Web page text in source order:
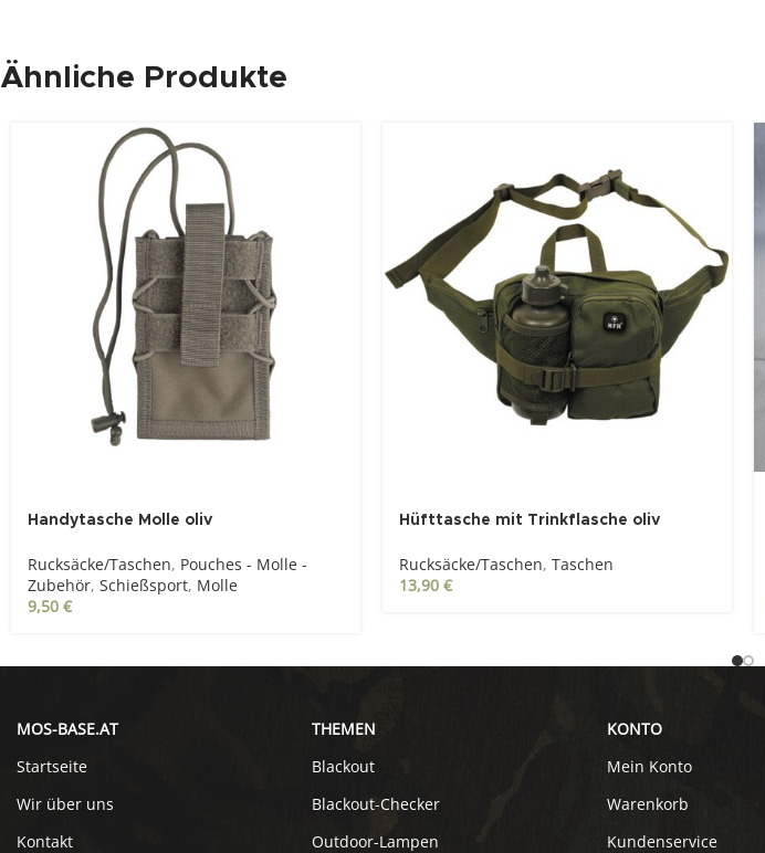
Ähnliche Produkte
Handytasche Molle oliv
Rucksäcke/Taschen, Pouches - Molle -
Zubehör, Schießsport, Molle
9,50 €
Hüfttasche mit Trinkflasche oliv
Rucksäcke/Taschen, Taschen
13,90 €
MOS-BASE.AT
Startseite
Wir über uns
Kontakt
THEMEN
Blackout
Blackout-Checker
Outdoor-Lampen
KONTO
Mein Konto
Warenkorb
Kundenservice